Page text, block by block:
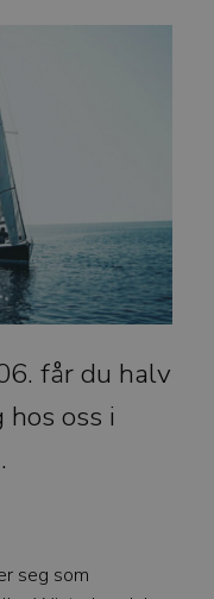
får du halv
oss i
seg som